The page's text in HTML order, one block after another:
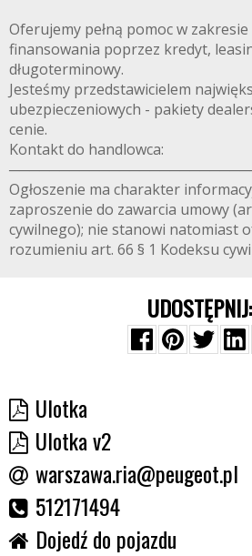
Oferujemy pełną pomoc w
finansowania poprzez kredyt,
długoterminowy.
Jesteśmy przedstawicielem
ubezpieczeniowych - pakiety
cenie.
Kontakt do handlowca:
Ogłoszenie ma charakter
zaproszenie do zawarcia umowy
cywilnego); nie stanowi natomiast
rozumieniu art. 66 § 1 Kodeksu
UDOSTĘPNIJ:
Ulotka
Ulotka v2
warszawa.ria@peugeot.pl
512171494
Dojedź do pojazdu